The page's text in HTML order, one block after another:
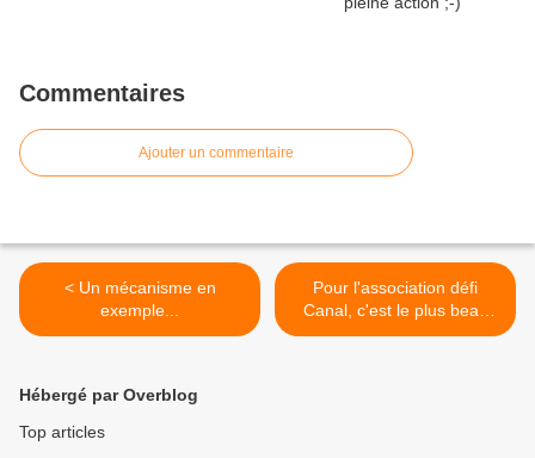
Commentaires
Ajouter un commentaire
< Un mécanisme en
exemple...
Pour l'association défi
Canal, c'est le plus beau
jour depuis sa création ! >
Hébergé par Overblog
Top articles